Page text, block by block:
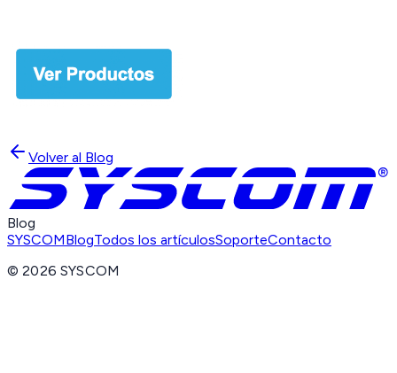
Volver al Blog
Blog
SYSCOMBlogTodos los artículosSoporteContacto
©2026 SYSCOM